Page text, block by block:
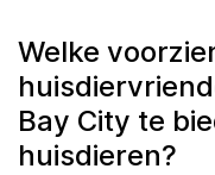
Welke
Bay City te
huisdieren?